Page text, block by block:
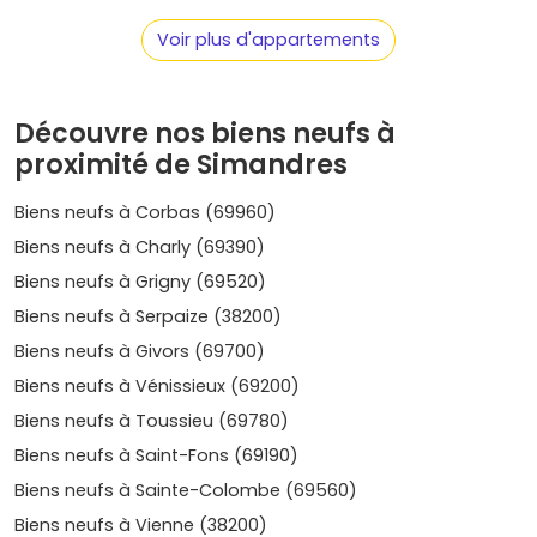
Les micro-secteurs à cibler selon ton
demicro-secteursaux ambiances légèrement
différentes. Voici comment t'y retrouver :
Centre-bourg et abords de la mairie/écoles
pratique au quotidien, idéal pour une
Tu y trouves surtout des
quelquesmaisonsavec jardin.
Franges côté Saint-Symphorien-d'Ozon et Solaize
: emplacement intéressant si tu travailles vers la
vallée de la Chimieou le sud de Lyon. Accès rapide
aux axes.
Limite Marennes et secteurs résidentiels calmes
plutôt pavillonnaire, parfait pour un
duréeavec espaces extérieurs.
Entrées de village proches des zones d'activités
un peu plus de passages, mais des
neufsparfois plus accessibles.
Voir plus d'appartements
Découvre nos biens neufs à
proximité de Simandres
Biens neufs à Corbas (69960)
Biens neufs à Charly (69390)
Biens neufs à Grigny (69520)
Biens neufs à Serpaize (38200)
Biens neufs à Givors (69700)
Biens neufs à Vénissieux (69200)
Biens neufs à Toussieu (69780)
Biens neufs à Saint-Fons (69190)
Biens neufs à Sainte-Colombe (69560)
Biens neufs à Vienne (38200)